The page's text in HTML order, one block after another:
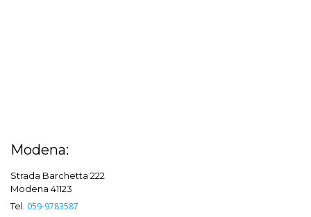
Modena:
Strada Barchetta 222
Modena 41123
Tel. 059-9783587